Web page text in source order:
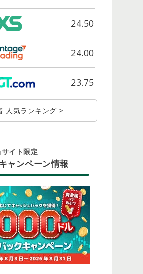
24.50
24.00
23.75
人気ランキング >
サイト限定
ャンペーン情報